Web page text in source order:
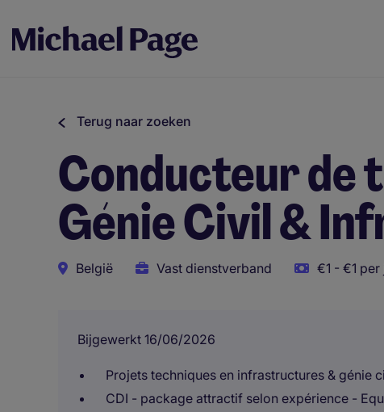
Terug naar zoeken
Conducteur de
Génie Civil &
België Vast dienstverband €1 - €1 per
Bijgewerkt 16/06/2026
Projets techniques en infrastructures & génie
CDI - package attractif selon expérience -